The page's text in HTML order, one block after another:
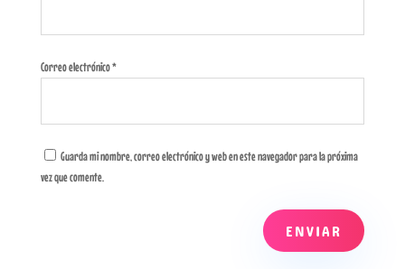
Correo electrónico*
Guarda mi nombre, correo electrónico y web en este navegador para la próxima
vez que comente.
ENVIAR